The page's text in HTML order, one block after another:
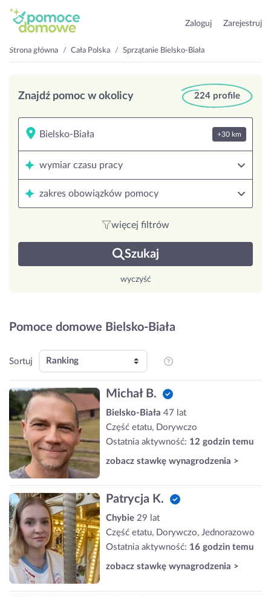
Zaloguj Zarejestruj
Strona główna Cała Polska Sprzątanie Bielsko-Biała
Znajdź pomoc w okolicy 224 profile
+30 km
wymiar czasu pracy
zakres obowiązków pomocy
więcej filtrów
Szukaj
wyczyść
Pomoce domowe Bielsko-Biała
Sortuj
Michał B.
Bielsko-Biała 47 lat
Część etatu, Dorywczo
Ostatnia aktywność: 12 godzin temu
zobacz stawkę wynagrodzenia >
Patrycja K.
Chybie 29 lat
Część etatu, Dorywczo, Jednorazowo
Ostatnia aktywność: 16 godzin temu
zobacz stawkę wynagrodzenia >